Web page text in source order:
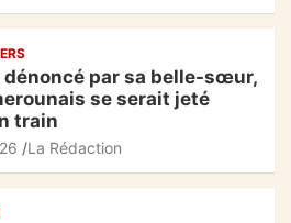
dénoncé par sa belle-sœur,
se serait jeté
train
La Rédaction